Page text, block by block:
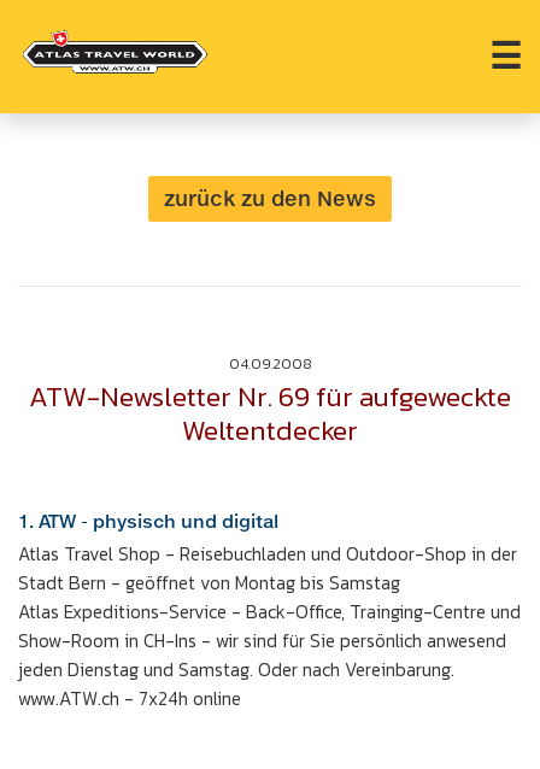
☰
zurück zu den News
04.09.2008
ATW-Newsletter Nr. 69 für aufgeweckte
Weltentdecker
1. ATW - physisch und digital
Atlas Travel Shop - Reisebuchladen und Outdoor-Shop in der
Stadt Bern - geöffnet von Montag bis Samstag
Atlas Expeditions-Service - Back-Office, Trainging-Centre und
Show-Room in CH-Ins - wir sind für Sie persönlich anwesend
jeden Dienstag und Samstag. Oder nach Vereinbarung.
www.ATW.ch - 7x24h online